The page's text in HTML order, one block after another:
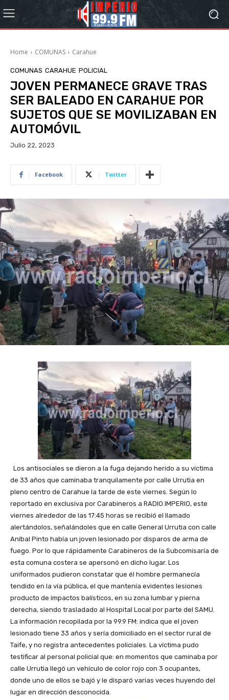
Home COMUNAS Carahue
COMUNAS CARAHUE POLICIAL
JOVEN PERMANECE GRAVE TRAS
SER BALEADO EN CARAHUE POR
SUJETOS QUE SE MOVILIZABAN EN
AUTOMÓVIL
Julio 22, 2023
Facebook Twitter
Los antisociales se dieron a la fuga dejando herido a su víctima
de 33 años que caminaba tranquilamente por calle Urrutia en
pleno centro de Carahue la tarde de este viernes. Según lo
reportado en exclusiva por Carabineros a RADIO IMPERIO, este
viernes alrededor de las 17:45 horas se recibió el llamado
alertándolos, señalándoles que en calle General Urrutia con calle
Aníbal Pinto había un joven lesionado por disparos de arma de
fuego. Por lo que rápidamente Carabineros de la Subcomisaría de
esta comuna costera se apersonó en dicho lugar. Los
uniformados pudieron constatar que él hombre permanecía
tendido en la vía pública, el que mantenía evidentes lesiones
producto de impactos balísticos, en su zona lumbar y pierna
derecha, siendo trasladado al Hospital Local por parte del SAMU.
La información recopilada por la 99.9 FM: indica que el joven
lesionado tiene 33 años y sería domiciliado en el sector rural de
Taife, y no registra antecedentes policiales. La víctima pudo
testificar al personal policial que: en momentos que caminaba por
calle Urrutia llegó un vehículo de color rojo con 3 ocupantes,
donde uno de ellos se bajó y le disparó varias veces huyendo del
lugar en dirección desconocida.